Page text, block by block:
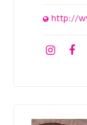
http://